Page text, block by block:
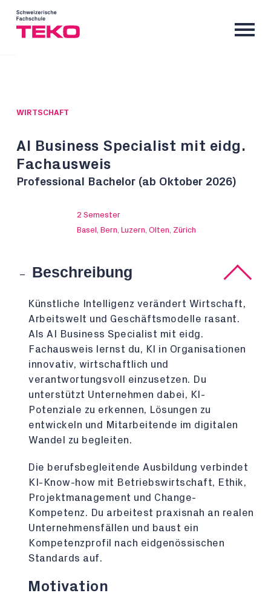
WIRTSCHAFT
AI Business Specialist mit eidg.
Fachausweis
Professional Bachelor (ab Oktober 2026)
2 Semester
Basel, Bern, Luzern, Olten, Zürich
Beschreibung
Künstliche Intelligenz verändert Wirtschaft,
Arbeitswelt und Geschäftsmodelle rasant.
Als AI Business Specialist mit eidg.
Fachausweis lernst du, KI in Organisationen
innovativ, wirtschaftlich und
verantwortungsvoll einzusetzen. Du
unterstützt Unternehmen dabei, KI-
Potenziale zu erkennen, Lösungen zu
entwickeln und Mitarbeitende im digitalen
Wandel zu begleiten.
Die berufsbegleitende Ausbildung verbindet
KI-Know-how mit Betriebswirtschaft, Ethik,
Projektmanagement und Change-
Kompetenz. Du arbeitest praxisnah an realen
Unternehmensfällen und baust ein
Kompetenzprofil nach eidgenössischen
Standards auf.
Motivation